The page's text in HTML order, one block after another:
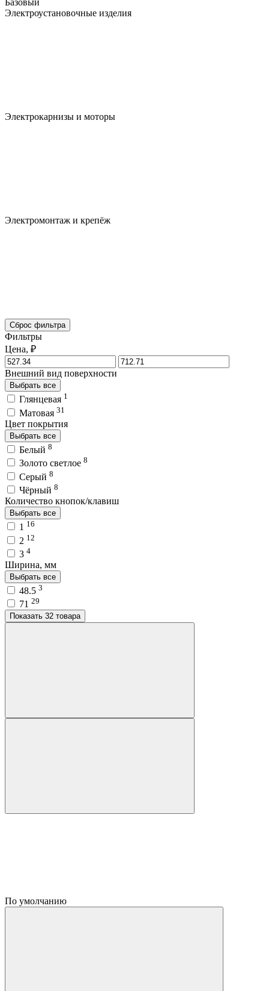
Электроустановочные изделия
Электрокарнизы и моторы
Электромонтаж и крепёж
Сброс фильтра
Фильтры
Цена, ₽
Внешний вид поверхности
Выбрать все
Глянцевая 1
Матовая 31
Цвет покрытия
Выбрать все
Белый 8
Золото светлое 8
Серый 8
Чёрный 8
Количество кнопок/клавиш
Выбрать все
1 16
2 12
3 4
Ширина, мм
Выбрать все
48.5 3
71 29
Показать 32 товара
По умолчанию